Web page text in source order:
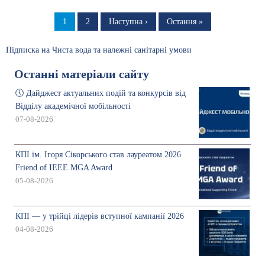
Сторінка
1 Сторінка
2
Наступна
Наступна ›
Остання
Остання »
Підписка на Чиста вода та належні санітарні умови
Останні матеріали сайту
🕔 Дайджест актуальних подій та конкурсів від
Відділу академічної мобільності
07-08-2026
КПІ ім. Ігоря Сікорського став лауреатом 2026
Friend of IEEE MGA Award
05-08-2026
КПІ — у трійці лідерів вступної кампанії 2026
04-08-2026